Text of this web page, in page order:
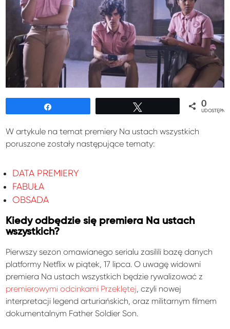
0
W artykule na temat premiery Na ustach wszystkich
poruszone zostały następujące tematy:
DATA PREMIERY
FABUŁA
OBSADA
Kiedy odbędzie się premiera Na ustach
wszystkich?
Pierwszy sezon omawianego serialu zasilili bazę danych
platformy Netflix w piątek, 17 lipca. O uwagę widowni
premiera Na ustach wszystkich będzie rywalizować z
premierowymi odcinkami Przeklętej, czyli nowej
interpretacji legend arturiańskich, oraz militarnym filmem
dokumentalnym Father Soldier Son.